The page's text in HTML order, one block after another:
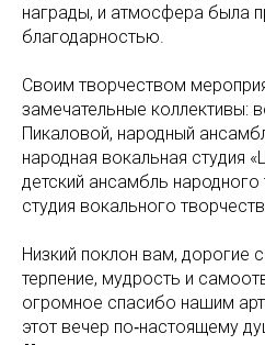
награды, и атмосфера была
благодарностью.
Своим творчеством
замечательные коллективы:
Пикаловой, народный
народная вокальная студия
детский ансамбль народного
студия вокального
Низкий поклон вам, дорогие
терпение, мудрость и
огромное спасибо нашим
этот вечер по‑настоящему